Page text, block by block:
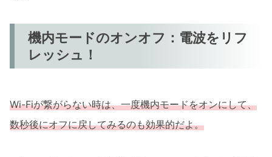
機内モードのオンオフ：電波をリフ
レッシュ！
Wi-Fiが繋がらない時は、一度機内モードをオンにして、
数秒後にオフに戻してみるのも効果的だよ。